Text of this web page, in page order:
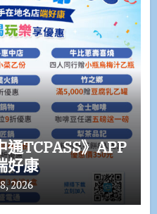
TCPASS》APP
好康
2026